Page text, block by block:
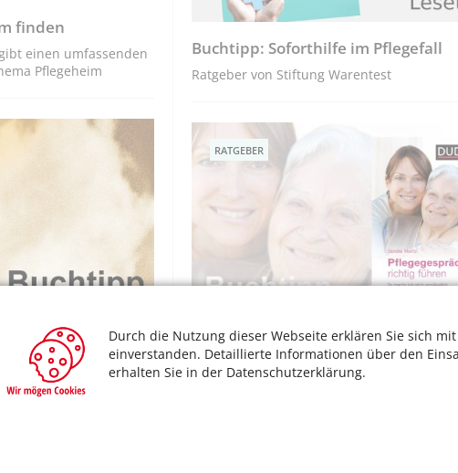
Durch die Nutzung dieser Webseite erklären Sie sich
einverstanden. Detaillierte Informationen über den
erhalten Sie in der Datenschutzerklärung.
finden
einen umfassenden
Pflegeheim
Roman
Buchtipp: Soforthilfe im Pflegefall
Ratgeber von Stiftung Warentest
RATGEBER
Pflegegespräche richtig führen
Ratgeber für Patienten und Angehörige